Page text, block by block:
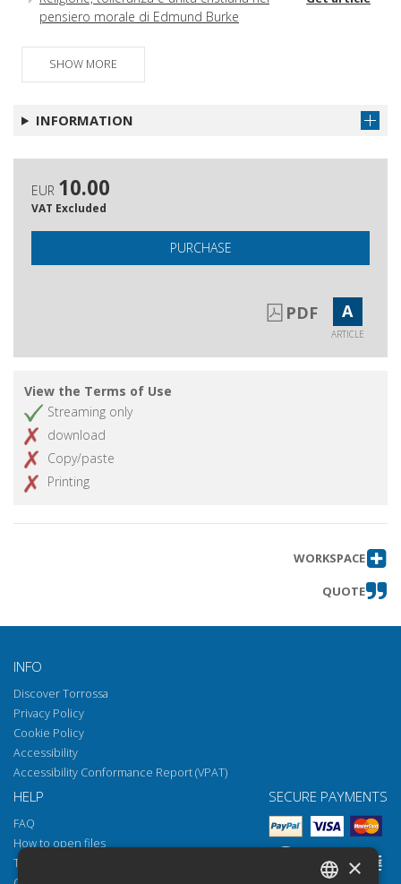
pensiero morale di Edmund Burke
Elizabeth Anscombe's Legacy for Twenty-
First Century Ethics
Recensioni
Get article
SHOW MORE
INFORMATION
EUR 10.00
VAT Excluded
PURCHASE
PDF A
ARTICLE
View the Terms of Use
Streaming only
download
Copy/paste
Printing
WORKSPACE
QUOTE
INFO
Discover Torrossa
Privacy Policy
Cookie Policy
Accessibility
Accessibility Conformance Report (VPAT)
HELP
FAQ
How to open files
Torrossa Reader
SECURE PAYMENTS
×